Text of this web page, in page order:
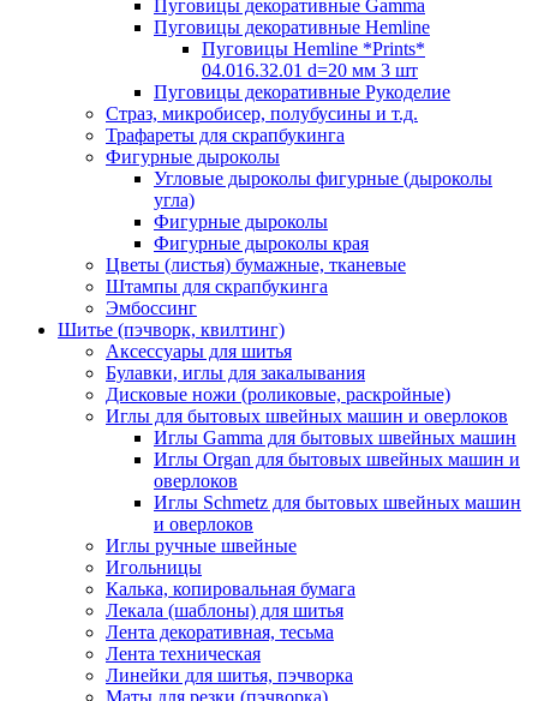
Пуговицы декоративные Gamma
Пуговицы декоративные Hemline
Пуговицы Hemline *Prints*
04.016.32.01 d=20 мм 3 шт
Пуговицы декоративные Рукоделие
Страз, микробисер, полубусины и т.д.
Трафареты для скрапбукинга
Фигурные дыроколы
Угловые дыроколы фигурные (дыроколы
угла)
Фигурные дыроколы
Фигурные дыроколы края
Цветы (листья) бумажные, тканевые
Штампы для скрапбукинга
Эмбоссинг
Шитье (пэчворк, квилтинг)
Аксессуары для шитья
Булавки, иглы для закалывания
Дисковые ножи (роликовые, раскройные)
Иглы для бытовых швейных машин и оверлоков
Иглы Gamma для бытовых швейных машин
Иглы Organ для бытовых швейных машин и
оверлоков
Иглы Schmetz для бытовых швейных машин
и оверлоков
Иглы ручные швейные
Игольницы
Калька, копировальная бумага
Лекала (шаблоны) для шитья
Лента декоративная, тесьма
Лента техническая
Линейки для шитья, пэчворка
Маты для резки (пэчворка)